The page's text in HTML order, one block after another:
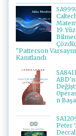
19.
"Patterson
Kanıtlandı
n
Peter